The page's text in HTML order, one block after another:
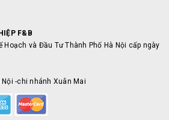
F&B
Hoạch và Đầu Tư Thành Phố Hà Nội cấp ngày
Nội -chi nhánh Xuân Mai